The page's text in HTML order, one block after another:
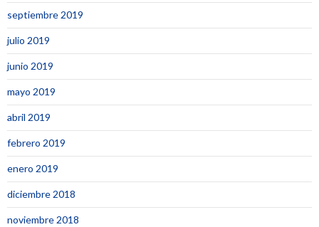
septiembre 2019
julio 2019
junio 2019
mayo 2019
abril 2019
febrero 2019
enero 2019
diciembre 2018
noviembre 2018